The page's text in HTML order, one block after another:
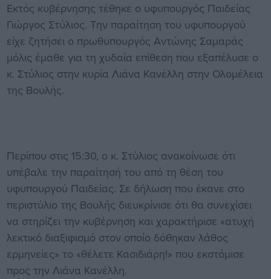
Εκτός κυβέρνησης τέθηκε ο υφυπουργός Παιδείας
Γιώργος Στύλιος. Την παραίτηση του υφυπουργού
είχε ζητήσει ο πρωθυπουργός Αντώνης Σαμαράς
μόλις έμαθε για τη χυδαία επίθεση που εξαπέλυσε ο
κ. Στύλιος στην κυρία Λιάνα Κανέλλη στην Ολομέλεια
της Βουλής.
Περίπου στις 15:30, ο κ. Στύλιος ανακοίνωσε ότι
υπέβαλε την παραίτησή του από τη θέση του
υφυπουργού Παιδείας. Σε δήλωση που έκανε στο
περιστύλιο της Βουλής διευκρίνισε ότι θα συνεχίσει
να στηρίζει την κυβέρνηση και χαρακτήρισε «ατυχή
λεκτικό διαξιφισμό στον οποίο δόθηκαν λάθος
ερμηνείες» το «θέλετε Κασιδιάρη!» που εκστόμισε
προς την Λιάνα Κανέλλη.